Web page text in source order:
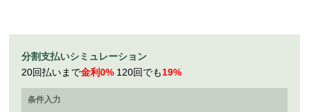
分割支払いシミュレーション
20回払いまで金利0% 120回でも19%
条件入力